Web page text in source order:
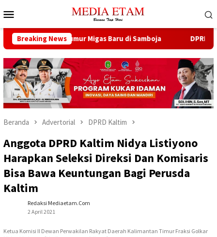
ke
Mobile
Breaking News
Buka 13 Sumur Migas Baru di Samboja DPRD
Beranda Advertorial DPRD Kaltim
Anggota DPRD Kaltim Nidya Listiyono
Harapkan Seleksi Direksi Dan Komisaris
Bisa Bawa Keuntungan Bagi Perusda
Kaltim
Redaksi Mediaetam.com
2 April 2021
Ketua Komisi II Dewan Perwakilan Rakyat Daerah Kalimantan Timur Fraksi Golkar